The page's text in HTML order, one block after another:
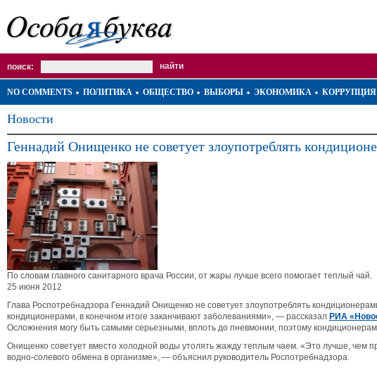
поиск:
NO COMMENTS ПОЛИТИКА ОБЩЕСТВО ВЫБОРЫ ЭКОНОМИКА КОРРУПЦИЯ
Новости
Геннадий Онищенко не советует злоупотреблять
По словам главного санитарного врача России, от жары лучше всего помогает теплый чай.
25 июня 2012
Глава Роспотребнадзора Геннадий Онищенко не советует злоупотреблять
кондиционерами, в конечном итоге заканчивают заболеваниями», — рассказал РИА
Осложнения могу быть самыми серьезными, вплоть до пневмонии, поэтому
Онищенко советует вместо холодной воды утолять жажду теплым чаем. «Это лучше, чем
водно-солевого обмена в организме», — объяснил руководитель Роспотребнадзора.